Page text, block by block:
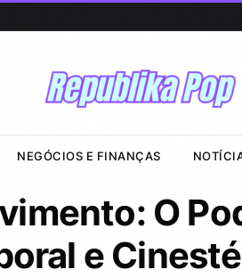
NEGÓCIOS E FINANÇAS
O
e